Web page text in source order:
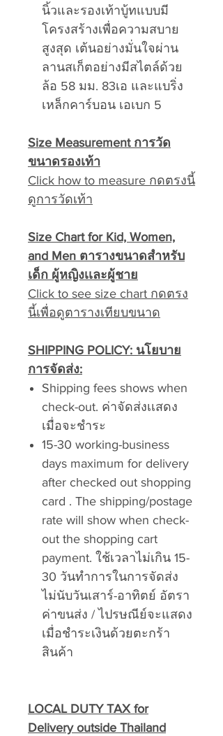
นิ้วและรองเท้าบู้ทแบบมี
โครงสร้างเพื่อความสบาย
สูงสุด เต้นอย่างมั่นใจผ่าน
ลานสเก็ตอย่างมีสไตล์ด้วย
ล้อ 58 มม. 83เอ และแบริ่ง
เหล็กคาร์บอน เอเบก 5
Size Measurement การวัด
ขนาดรองเท้า
Click how to measure กดตรงนี้
ดูการวัดเท้า
Size Chart for Kid, Women,
and Men ตารางขนาดสำหรับ
เด็ก ผู้หญิงเเละผู้ชาย
Click to see size chart กดตรง
นี้เพื่อดูตารางเทียบขนาด
SHIPPING POLICY: นโยบาย
การจัดส่ง:
Shipping fees shows when
check-out. ค่าจัดส่งเเสดง
เมื่อจะชำระ
15-30 working-business
days maximum for delivery
after checked out shopping
card . The shipping/postage
rate will show when check-
out the shopping cart
payment. ใช้เวลาไม่เกิน 15-
30 วันทำการในการจัดส่ง
ไม่นับวันเสาร์-อาทิตย์ อัตรา
ค่าขนส่ง / ไปรษณีย์จะแสดง
เมื่อชำระเงินด้วยตะกร้า
สินค้า
LOCAL DUTY TAX for
Delivery outside Thailand